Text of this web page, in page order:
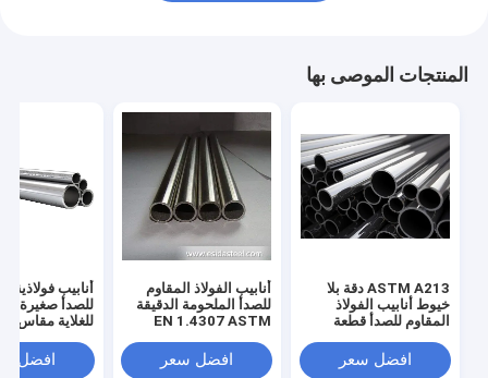
المنتجات الموصى بها
ASTM A213 دقة بلا
خيوط أنابيب الفولاذ
المقاوم للصدأ قطعة
افضل سعر
أنابيب الفولاذ المقاوم
للصدأ الملحومة الدقيقة
EN 1.4307 ASTM
S30403 10 X 1.5MM
افضل سعر
أنابيب فولاذية
للصدأ صغيرة
للغلاية مقاس 25.4 مم
افضل